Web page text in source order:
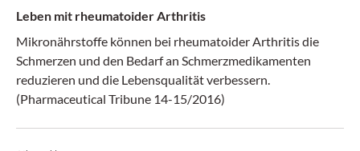
Leben mit rheumatoider Arthritis
Mikronährstoffe können bei rheumatoider Arthritis die
Schmerzen und den Bedarf an Schmerzmedikamenten
reduzieren und die Lebensqualität verbessern.
(Pharmaceutical Tribune 14-15/2016)